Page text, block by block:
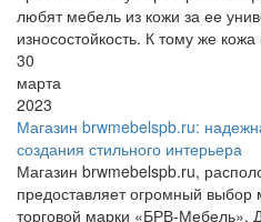
любят мебель из кожи за ее
износостойкость. К тому же кожа
30
марта
2023
Магазин brwmebelspb.ru:
создания стильного интерьера
Магазин brwmebelspb.ru,
предоставляет огромный выбор
торговой марки «БРВ-Мебель».